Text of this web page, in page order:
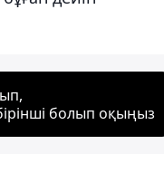
болып оқыңыз